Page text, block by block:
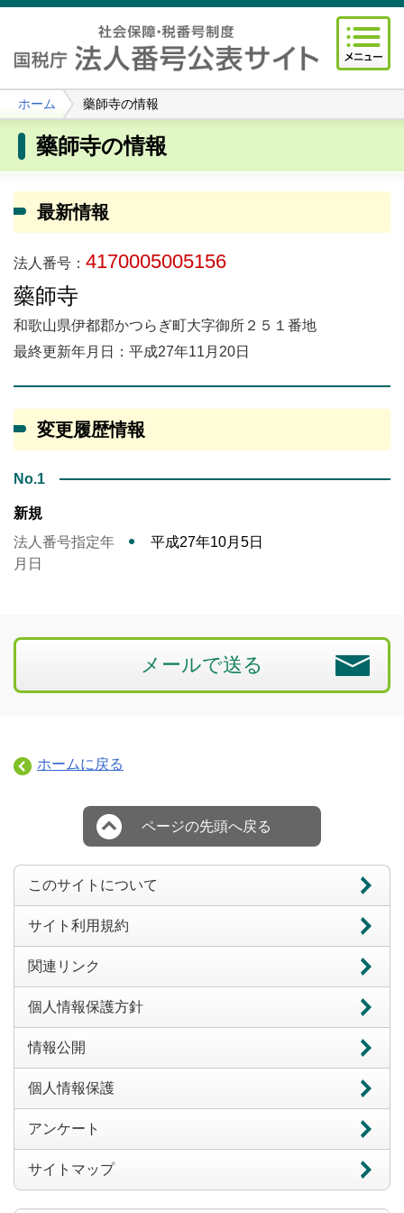
ホーム 藥師寺の情報
藥師寺の情報
最新情報
法人番号： 4170005005156
藥師寺
和歌山県伊都郡かつらぎ町大字御所２５１番地
最終更新年月日：平成27年11月20日
変更履歴情報
No.1
新規
法人番号指定年
月日
平成27年10月5日
メールで送る
ホームに戻る
ページの先頭へ戻る
このサイトについて
サイト利用規約
関連リンク
個人情報保護方針
情報公開
個人情報保護
アンケート
サイトマップ